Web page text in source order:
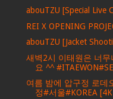
abouTZU [Special Live
REI X OPENING
abouTZU [Jacket
새벽2시 이태원은 너
요 ^^
여름 밤에 압구정 로데
정#서울#KOREA